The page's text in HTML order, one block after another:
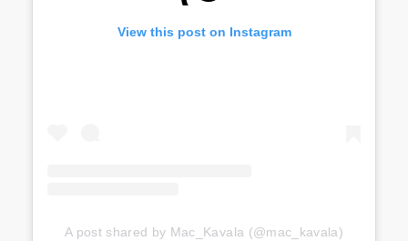
View this post on Instagram
A post shared by Mac_Kavala (@mac_kavala)